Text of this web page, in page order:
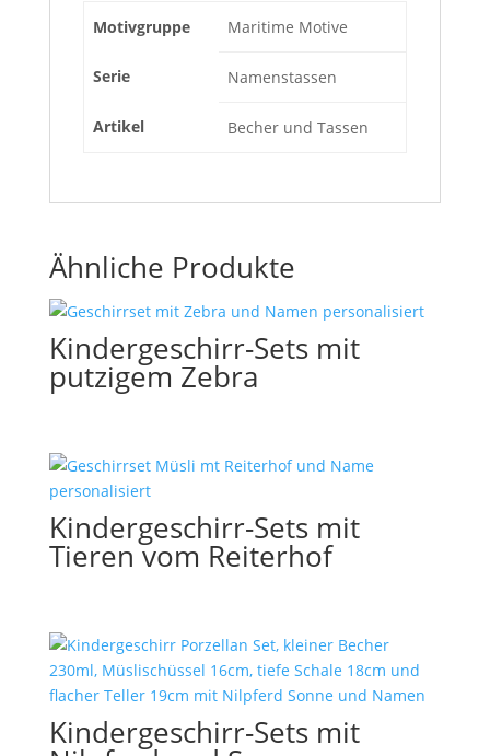
Motivgruppe Maritime Motive
Serie Namenstassen
Artikel Becher und Tassen
Ähnliche Produkte
Kindergeschirr-Sets mit
putzigem Zebra
Kindergeschirr-Sets mit
Tieren vom Reiterhof
Kindergeschirr-Sets mit